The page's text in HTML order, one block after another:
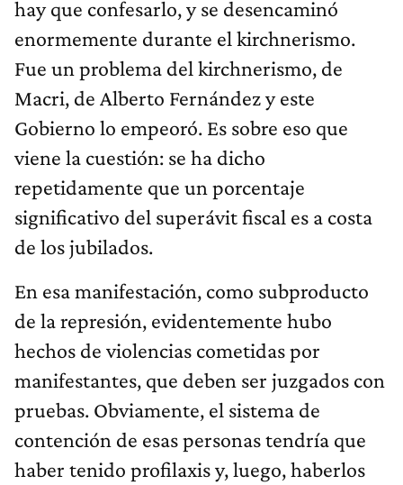
hay que confesarlo, y se desencaminó
enormemente durante el kirchnerismo.
Fue un problema del kirchnerismo, de
Macri, de Alberto Fernández y este
Gobierno lo empeoró. Es sobre eso que
viene la cuestión: se ha dicho
repetidamente que un porcentaje
significativo del superávit fiscal es a costa
de los jubilados.
En esa manifestación, como subproducto
de la represión, evidentemente hubo
hechos de violencias cometidas por
manifestantes, que deben ser juzgados con
pruebas. Obviamente, el sistema de
contención de esas personas tendría que
haber tenido profilaxis y, luego, haberlos